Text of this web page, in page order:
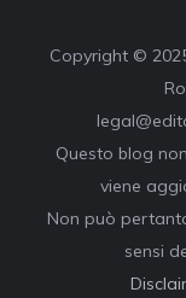
Copyright ©
Questo blog
viene
Non può
sensi